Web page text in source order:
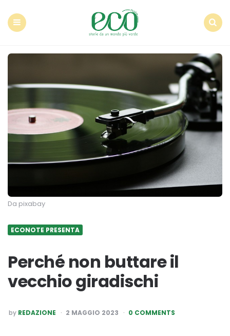
Da pixabay
ECONOTE PRESENTA
Perché non buttare il
vecchio giradischi
POSTED
BY
by REDAZIONE 2 MAGGIO 2023 0 COMMENTS